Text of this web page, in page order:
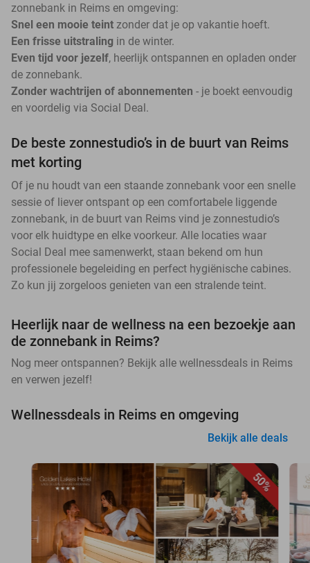
zonnebank in Reims en omgeving:
Snel een mooie teint zonder dat je op vakantie hoeft.
Een frisse uitstraling in de winter.
Even tijd voor jezelf, heerlijk ontspannen en opladen onder
de zonnebank.
Zonder wachtrijen of abonnementen - je boekt eenvoudig
en voordelig via Social Deal.
De beste zonnestudio’s in de buurt van Reims
met korting
Of je nu houdt van een staande zonnebank voor een snelle
sessie of liever ontspant op een comfortabele liggende
zonnebank, in de buurt van Reims vind je zonnestudio’s
voor elk huidtype en elke voorkeur. Alle locaties waar
Social Deal mee samenwerkt, staan bekend om hun
professionele begeleiding en perfect hygiënische cabines.
Zo kun jij zorgeloos genieten van een stralende teint.
Heerlijk naar de wellness na een bezoekje aan
de zonnebank in Reims?
Nog meer ontspannen? Bekijk alle wellnessdeals in Reims
en verwen jezelf!
Wellnessdeals in Reims en omgeving
Bekijk alle deals
50%